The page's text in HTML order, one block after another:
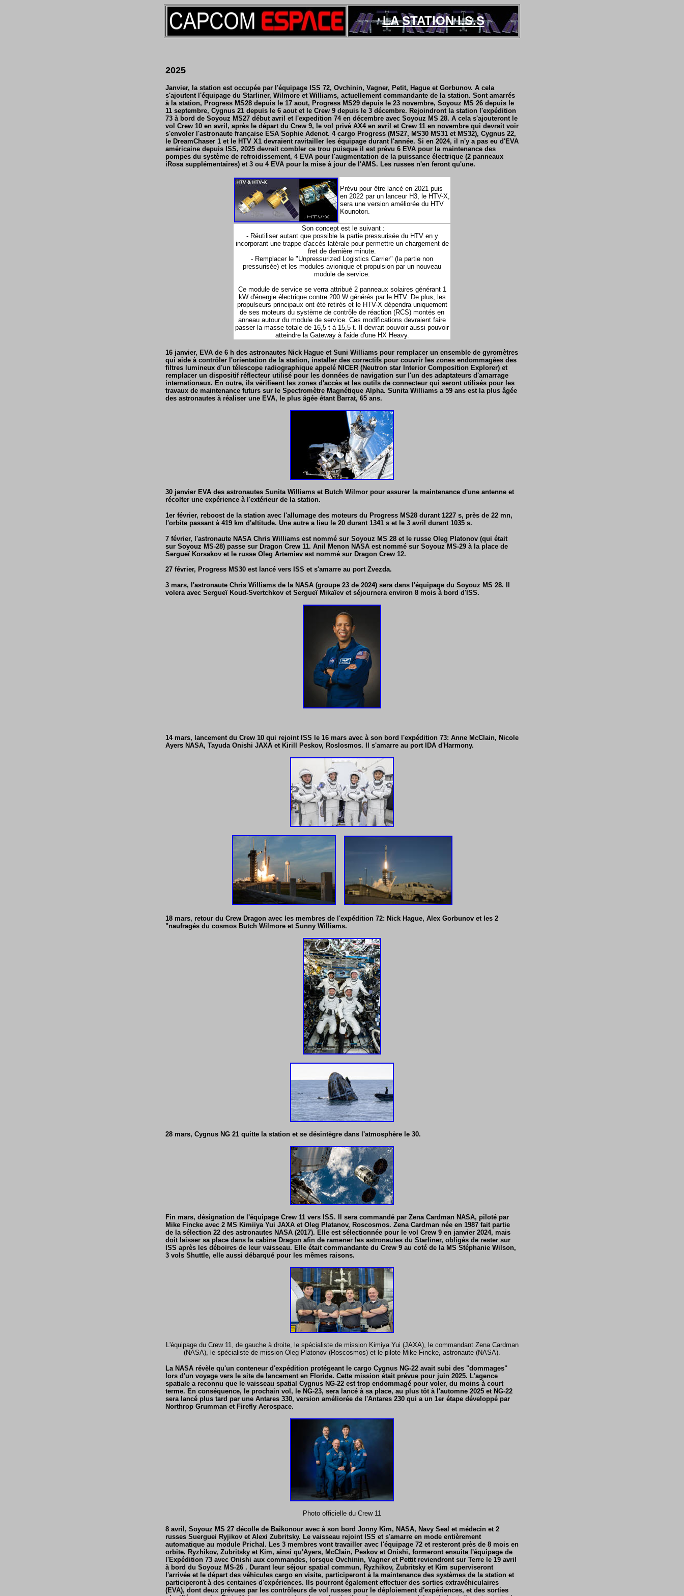
LA STATION I.S.S
2025
Janvier, la station est occupée par l'équipage ISS 72, Ovchinin, Vagner, Petit, Hague et Gorbunov. A cela
s'ajoutent l'équipage du Starliner, Wilmore et Williams, actuellement commandante de la station. Sont amarrés
à la station, Progress MS28 depuis le 17 aout, Progress MS29 depuis le 23 novembre, Soyouz MS 26 depuis le
11 septembre, Cygnus 21 depuis le 6 aout et le Crew 9 depuis le 3 décembre. Rejoindront la station l'expédition
73 à bord de Soyouz MS27 début avril et l'expedition 74 en décembre avec Soyouz MS 28. A cela s'ajouteront le
vol Crew 10 en avril, après le départ du Crew 9, le vol privé AX4 en avril et Crew 11 en novembre qui devrait voir
s'envoler l'astronaute française ESA Sophie Adenot. 4 cargo Progress (MS27, MS30 MS31 et MS32), Cygnus 22,
le DreamChaser 1 et le HTV X1 devraient ravitailler les équipage durant l'année. Si en 2024, il n'y a pas eu d'EVA
américaine depuis ISS, 2025 devrait combler ce trou puisque il est prévu 6 EVA pour la maintenance des
pompes du système de refroidissement, 4 EVA pour l'augmentation de la puissance électrique (2 panneaux
iRosa supplémentaires) et 3 ou 4 EVA pour la mise à jour de l'AMS. Les russes n'en feront qu'une.
Prévu pour être lancé en 2021 puis
en 2022 par un lanceur H3, le HTV-X,
sera une version améliorée du HTV
Kounotori.
Son concept est le suivant :
- Réutiliser autant que possible la partie pressurisée du HTV en y
incorporant une trappe d'accès latérale pour permettre un chargement de
fret de dernière minute.
- Remplacer le "Unpressurized Logistics Carrier" (la partie non
pressurisée) et les modules avionique et propulsion par un nouveau
module de service.
Ce module de service se verra attribué 2 panneaux solaires générant 1
kW d'énergie électrique contre 200 W générés par le HTV. De plus, les
propulseurs principaux ont été retirés et le HTV-X dépendra uniquement
de ses moteurs du système de contrôle de réaction (RCS) montés en
anneau autour du module de service. Ces modifications devraient faire
passer la masse totale de 16,5 t à 15,5 t. Il devrait pouvoir aussi pouvoir
atteindre la Gateway à l'aide d'une HX Heavy.
16 janvier, EVA de 6 h des astronautes Nick Hague et Suni Williams pour remplacer un ensemble de gyromètres
qui aide à contrôler l'orientation de la station, installer des correctifs pour couvrir les zones endommagées des
filtres lumineux d'un télescope radiographique appelé NICER (Neutron star Interior Composition Explorer) et
remplacer un dispositif réflecteur utilisé pour les données de navigation sur l'un des adaptateurs d'amarrage
internationaux. En outre, ils vérifieent les zones d'accès et les outils de connecteur qui seront utilisés pour les
travaux de maintenance futurs sur le Spectromètre Magnétique Alpha. Sunita Williams a 59 ans est la plus âgée
des astronautes à réaliser une EVA, le plus âgée étant Barrat, 65 ans.
30 janvier EVA des astronautes Sunita Williams et Butch Wilmor pour assurer la maintenance d'une antenne et
récolter une expérience à l'extérieur de la station.
1er février, reboost de la station avec l'allumage des moteurs du Progress MS28 durant 1227 s, près de 22 mn,
l'orbite passant à 419 km d'altitude. Une autre a lieu le 20 durant 1341 s et le 3 avril durant 1035 s.
7 février, l'astronaute NASA Chris Williams est nommé sur Soyouz MS 28 et le russe Oleg Platonov (qui était
sur Soyouz MS-28) passe sur Dragon Crew 11. Anil Menon NASA est nommé sur Soyouz MS-29 à la place de
Sergueï Korsakov et le russe Oleg Artemiev est nommé sur Dragon Crew 12.
27 février, Progress MS30 est lancé vers ISS et s'amarre au port Zvezda.
3 mars, l'astronaute Chris Williams de la NASA (groupe 23 de 2024) sera dans l'équipage du Soyouz MS 28. Il
volera avec Sergueï Koud-Svertchkov et Sergueï Mikaïev et séjournera environ 8 mois à bord d'ISS.
14 mars, lancement du Crew 10 qui rejoint ISS le 16 mars avec à son bord l'expédition 73: Anne McClain, Nicole
Ayers NASA, Tayuda Onishi JAXA et Kirill Peskov, Roslosmos. Il s'amarre au port IDA d'Harmony.
18 mars, retour du Crew Dragon avec les membres de l'expédition 72: Nick Hague, Alex Gorbunov et les 2
"naufragés du cosmos Butch Wilmore et Sunny Williams.
28 mars, Cygnus NG 21 quitte la station et se désintègre dans l'atmosphère le 30.
Fin mars, désignation de l'équipage Crew 11 vers ISS. Il sera commandé par Zena Cardman NASA, piloté par
Mike Fincke avec 2 MS Kimiiya Yui JAXA et Oleg Platanov, Roscosmos. Zena Cardman née en 1987 fait partie
de la sélection 22 des astronautes NASA (2017). Elle est sélectionnée pour le vol Crew 9 en janvier 2024, mais
doit laisser sa place dans la cabine Dragon afin de ramener les astronautes du Starliner, obligés de rester sur
ISS après les déboires de leur vaisseau. Elle était commandante du Crew 9 au coté de la MS Stéphanie Wilson,
3 vols Shuttle, elle aussi débarqué pour les mêmes raisons.
L'équipage du Crew 11, de gauche à droite, le spécialiste de mission Kimiya Yui (JAXA), le commandant Zena Cardman
(NASA), le spécialiste de mission Oleg Platonov (Roscosmos) et le pilote Mike Fincke, astronaute (NASA).
La NASA révèle qu'un conteneur d'expédition protégeant le cargo Cygnus NG-22 avait subi des "dommages"
lors d'un voyage vers le site de lancement en Floride. Cette mission était prévue pour juin 2025. L'agence
spatiale a reconnu que le vaisseau spatial Cygnus NG-22 est trop endommagé pour voler, du moins à court
terme. En conséquence, le prochain vol, le NG-23, sera lancé à sa place, au plus tôt à l'automne 2025 et NG-22
sera lancé plus tard par une Antares 330, version améliorée de l'Antares 230 qui a un 1er étape développé par
Northrop Grumman et Firefly Aerospace.
Photo officielle du Crew 11
8 avril, Soyouz MS 27 décolle de Baikonour avec à son bord Jonny Kim, NASA, Navy Seal et médecin et 2
russes Suerguei Ryjikov et Alexi Zubritsky. Le vaisseau rejoint ISS et s'amarre en mode entièrement
automatique au module Prichal. Les 3 membres vont travailler avec l'équipage 72 et resteront près de 8 mois en
orbite. Ryzhikov, Zubritsky et Kim, ainsi qu'Ayers, McClain, Peskov et Onishi, formeront ensuite l'équipage de
l'Expédition 73 avec Onishi aux commandes, lorsque Ovchinin, Vagner et Pettit reviendront sur Terre le 19 avril
à bord du Soyouz MS-26 . Durant leur séjour spatial commun, Ryzhikov, Zubritsky et Kim superviseront
l'arrivée et le départ des véhicules cargo en visite, participeront à la maintenance des systèmes de la station et
participeront à des centaines d'expériences. Ils pourront également effectuer des sorties extravéhiculaires
(EVA), dont deux prévues par les contrôleurs de vol russes pour le déploiement d'expériences, et des sorties